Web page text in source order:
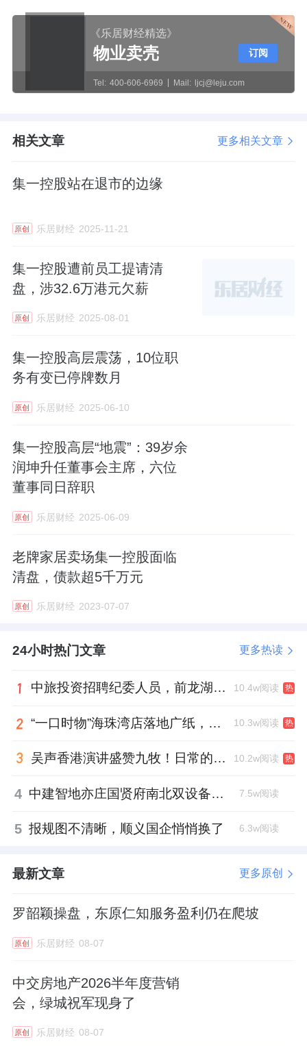
《乐居财经精选》
物业卖壳
Tel: 400-606-6969 Mail: ljcj@leju.com
订阅
相关文章 更多相关文章
集一控股站在退市的边缘
原创 乐居财经 2025-11-21
集一控股遭前员工提请清
盘，涉32.6万港元欠薪
原创 乐居财经 2025-08-01
集一控股高层震荡，10位职
务有变已停牌数月
原创 乐居财经 2025-06-10
集一控股高层“地震”：39岁余
润坤升任董事会主席，六位
董事同日辞职
原创 乐居财经 2025-06-09
老牌家居卖场集一控股面临
清盘，债款超5千万元
原创 乐居财经 2023-07-07
24小时热门文章 更多热读
中旅投资招聘纪委人员，前龙湖副总裁胡若翔掌舵 10.4w阅读 热
“一口时物”海珠湾店落地广纸，越秀地产以“新鲜现制”商业新场景打造社区高品质生活 10.3w阅读 热
吴声香港演讲盛赞九牧！日常的小锚点变成科技突破点！ 10.2w阅读 热
4 中建智地亦庄国贤府南北双设备平台，得房率创区域新高 7.5w阅读
5 报规图不清晰，顺义国企悄悄换了 6.3w阅读
最新文章 更多原创
罗韶颖操盘，东原仁知服务盈利仍在爬坡
原创 乐居财经 08-07
中交房地产2026半年度营销
会，绿城祝军现身了
原创 乐居财经 08-07